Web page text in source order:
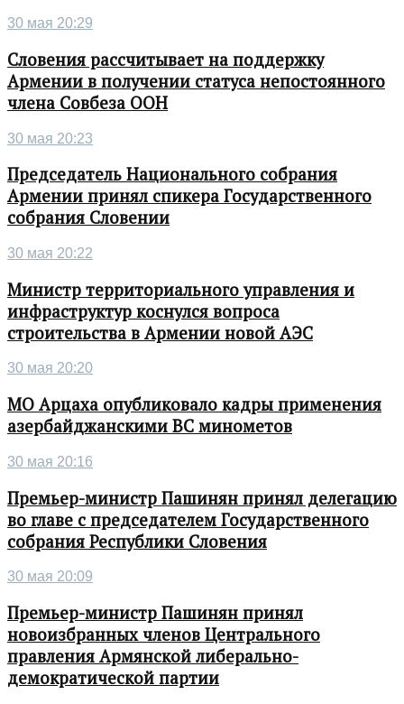
30 мая 20:29
Словения рассчитывает на поддержку
Армении в получении статуса непостоянного
члена Совбеза ООН
30 мая 20:23
Председатель Национального собрания
Армении принял спикера Государственного
собрания Словении
30 мая 20:22
Министр территориального управления и
инфраструктур коснулся вопроса
строительства в Армении новой АЭС
30 мая 20:20
МО Арцаха опубликовало кадры применения
азербайджанскими ВС минометов
30 мая 20:16
Премьер-министр Пашинян принял делегацию
во главе с председателем Государственного
собрания Республики Словения
30 мая 20:09
Премьер-министр Пашинян принял
новоизбранных членов Центрального
правления Армянской либерально-
демократической партии